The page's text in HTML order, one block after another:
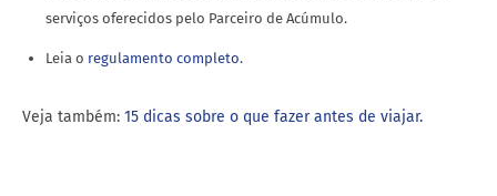
serviços oferecidos pelo Parceiro de Acúmulo.
Leia o regulamento completo.
Veja também: 15 dicas sobre o que fazer antes de viajar.